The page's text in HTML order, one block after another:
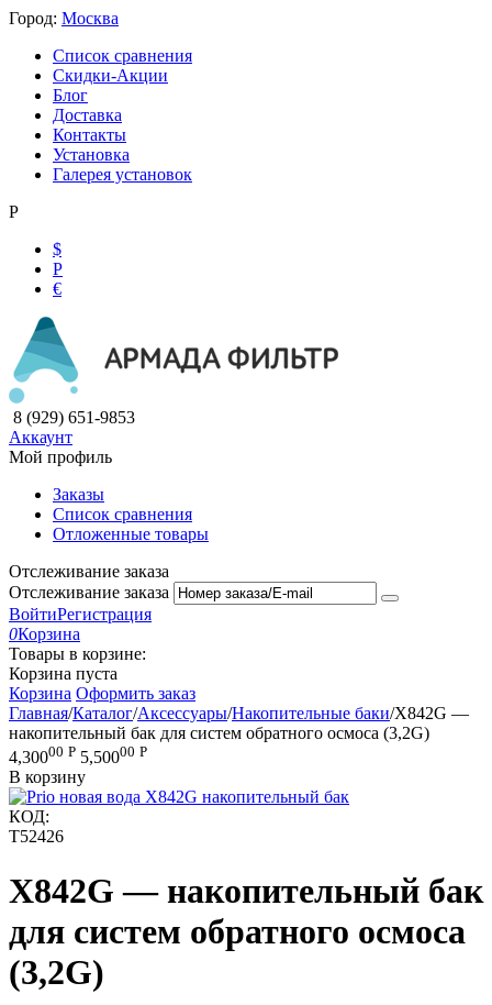
Город: Москва
Список сравнения
Скидки-Акции
Блог
Доставка
Контакты
Установка
Галерея установок
Р
$
Р
€
8 (929) 651-9853
Аккаунт
Мой профиль
Заказы
Список сравнения
Отложенные товары
Отслеживание заказа
Отслеживание заказа
ВойтиРегистрация
0Корзина
Товары в корзине:
Корзина пуста
Корзина Оформить заказ
Главная/Каталог/Аксессуары/Накопительные баки/X842G —
накопительный бак для систем обратного осмоса (3,2G)
4,30000 Р 5,50000 Р
В корзину
КОД:
T52426
X842G — накопительный бак
для систем обратного осмоса
(3,2G)